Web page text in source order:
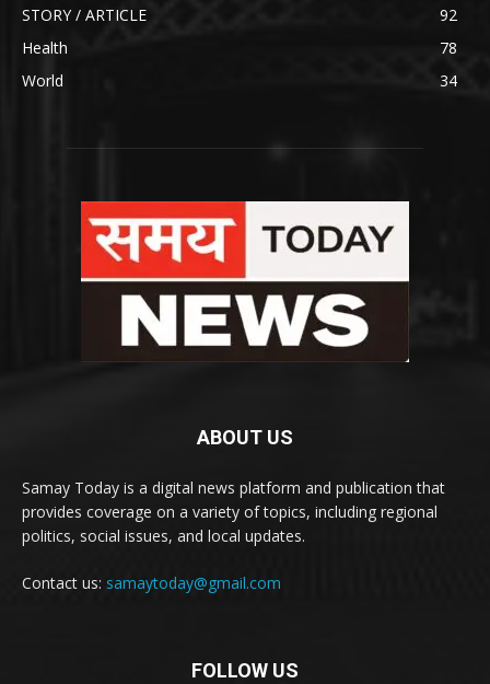
STORY / ARTICLE
92
Health
78
World
34
ABOUT US
Samay Today is a digital news platform and publication that
provides coverage on a variety of topics, including regional
politics, social issues, and local updates.
Contact us: samaytoday@gmail.com
FOLLOW US